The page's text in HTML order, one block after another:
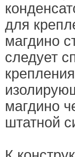
для
магдино
следует
магдино
штатной